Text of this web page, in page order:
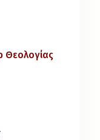
Θεολογίας